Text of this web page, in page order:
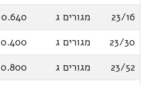
23/16
מגורים ג
0.640
23/30
מגורים ג
0.400
23/52
מגורים ג
0.800